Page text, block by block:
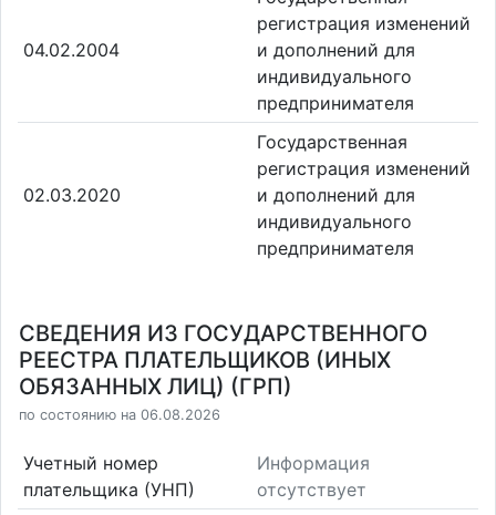
04.02.2004
регистрация изменений
и дополнений для
индивидуального
предпринимателя
02.03.2020
Государственная
регистрация изменений
и дополнений для
индивидуального
предпринимателя
СВЕДЕНИЯ ИЗ ГОСУДАРСТВЕННОГО
РЕЕСТРА ПЛАТЕЛЬЩИКОВ (ИНЫХ
ОБЯЗАННЫХ ЛИЦ) (ГРП)
по состоянию на 06.08.2026
Учетный номер
плательщика (УНП)
Информация
отсутствует